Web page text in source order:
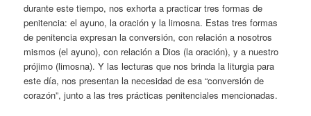
durante este tiempo, nos exhorta a practicar tres formas de
penitencia: el ayuno, la oración y la limosna. Estas tres formas
de penitencia expresan la conversión, con relación a nosotros
mismos (el ayuno), con relación a Dios (la oración), y a nuestro
prójimo (limosna). Y las lecturas que nos brinda la liturgia para
este día, nos presentan la necesidad de esa “conversión de
corazón”, junto a las tres prácticas penitenciales mencionadas.